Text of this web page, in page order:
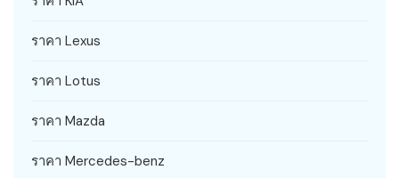
ราคา Lexus
ราคา Lotus
ราคา Mazda
ราคา Mercedes-benz